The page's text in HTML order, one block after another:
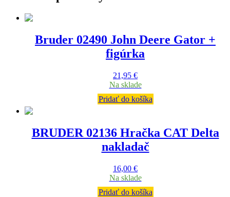
Bruder 02490 John Deere Gator +
figúrka
21,95 €
Na sklade
Pridať do košíka
BRUDER 02136 Hračka CAT Delta
nakladač
16,00 €
Na sklade
Pridať do košíka